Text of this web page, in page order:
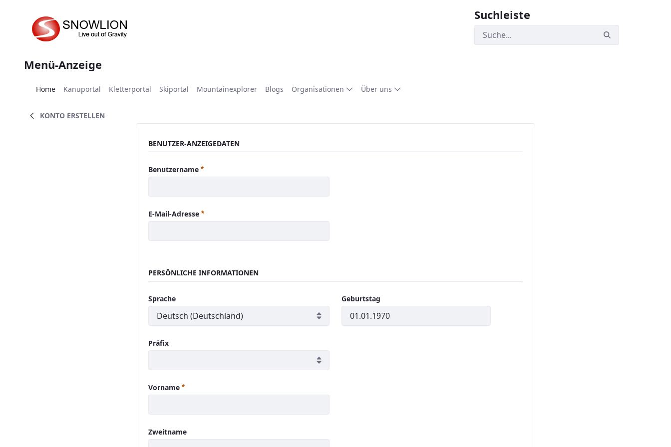
Suchleiste
Menü-Anzeige
Home Kanuportal Kletterportal Skiportal Mountainexplorer Blogs Organisationen Über uns
KONTO ERSTELLEN
BENUTZER-ANZEIGEDATEN
Benutzername Erforderlich
E-Mail-Adresse Erforderlich
PERSÖNLICHE INFORMATIONEN
Sprache
Präfix
Vorname Erforderlich
Zweitname
Geburtstag